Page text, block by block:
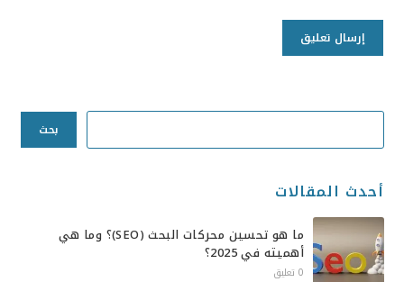
بحث
أحدث المقالات
ما هو تحسين محركات البحث (SEO)؟ وما هي
أهميته في 2025؟
0 تعليق